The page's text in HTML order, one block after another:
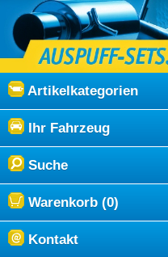
Artikelkategorien
Ihr Fahrzeug
Suche
Warenkorb (0)
Kontakt